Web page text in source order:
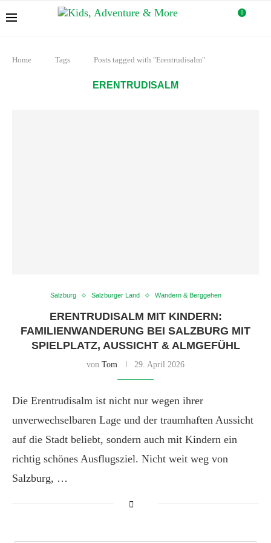
0
Home Tags Posts tagged with "Erentrudisalm"
ERENTRUDISALM
Salzburg Salzburger Land Wandern & Berggehen
ERENTRUDISALM MIT KINDERN:
FAMILIENWANDERUNG BEI SALZBURG MIT
SPIELPLATZ, AUSSICHT & ALMGEFÜHL
von Tom 29. April 2026
Die Erentrudisalm ist nicht nur wegen ihrer
unverwechselbaren Lage und der traumhaften Aussicht
auf die Stadt beliebt, sondern auch mit Kindern ein
richtig schönes Ausflugsziel. Nicht weit weg von
Salzburg, …